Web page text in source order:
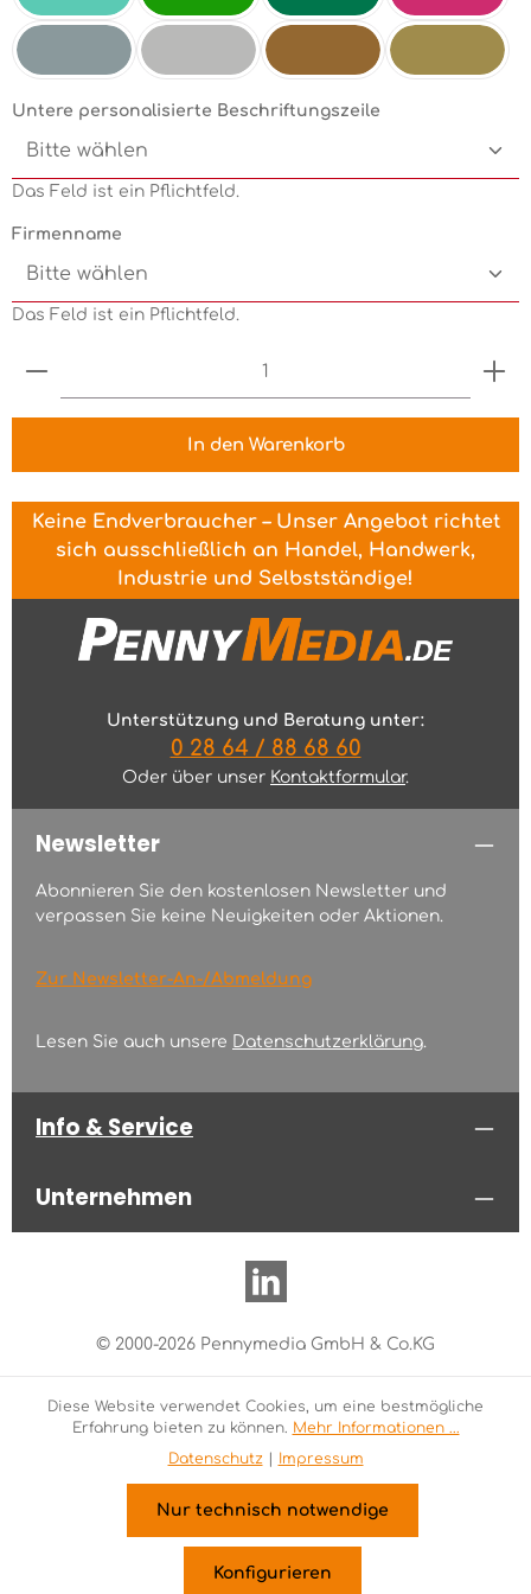
Mint Electricgreen Grün Pink
Untere personalisierte Beschriftungszeile
Das Feld ist ein Pflichtfeld.
Firmenname
Das Feld ist ein Pflichtfeld.
Produkt Anzahl: Gib den gewünschten Wert
In den Warenkorb
Keine Endverbraucher – Unser Angebot richtet
sich ausschließlich an Handel, Handwerk,
Industrie und Selbstständige!
Unterstützung und Beratung unter:
0 28 64 / 88 68 60
Oder über unser Kontaktformular.
Newsletter
Abonnieren Sie den kostenlosen Newsletter und
verpassen Sie keine Neuigkeiten oder Aktionen.
Zur Newsletter-An-/Abmeldung
Lesen Sie auch unsere Datenschutzerklärung.
Info & Service
Unternehmen
© 2000-2026 Pennymedia GmbH & Co.KG
Diese Website verwendet Cookies, um eine bestmögliche
Erfahrung bieten zu können. Mehr Informationen ...
Datenschutz| Impressum
Nur technisch notwendige
Konfigurieren